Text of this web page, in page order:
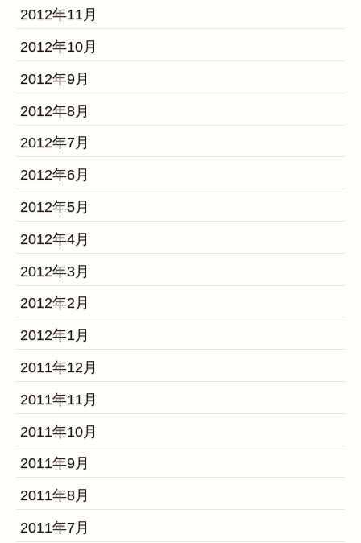
2012年11月
2012年10月
2012年9月
2012年8月
2012年7月
2012年6月
2012年5月
2012年4月
2012年3月
2012年2月
2012年1月
2011年12月
2011年11月
2011年10月
2011年9月
2011年8月
2011年7月